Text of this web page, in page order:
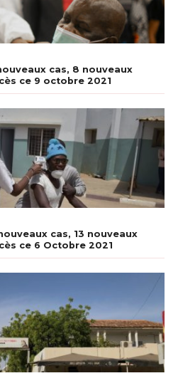
cas, 8 nouveaux
ce 9 octobre 2021
cas, 13 nouveaux
ce 6 Octobre 2021